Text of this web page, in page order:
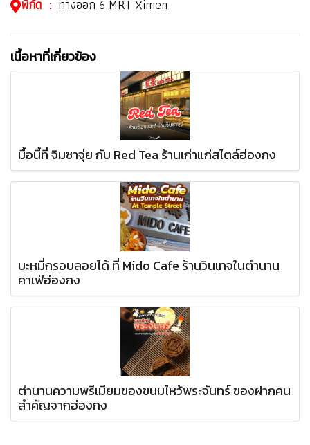
พิกัด : ทางออก 6 MRT Ximen
เนื้อหาที่เกี่ยวข้อง
มื้อนี้ที่ จิมซาจุ่ย กับ Red Tea ร้านเก่าแก่สไตล์ฮ่องกง
บะหมี่กรอบลอยได้ ที่ Mido Cafe ร้านวินเทจในตำนาน
คาเฟ่ฮ่องกง
ตำนานความพรีเมียมของขนมไหว้พระจันทร์ ของฝากคน
สำคัญจากฮ่องกง